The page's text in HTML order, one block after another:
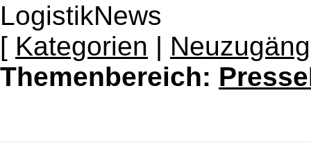
LogistikNews
[ Kategorien |
Themenbereich: